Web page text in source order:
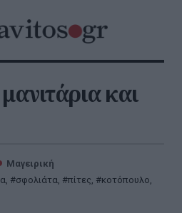
και
Μαγειρική
, σφολιάτα, πίτες, κοτόπουλο,